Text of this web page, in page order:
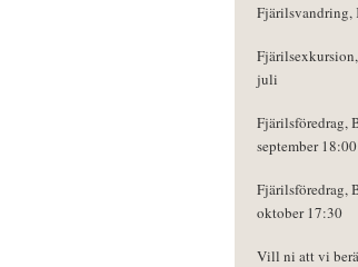
Fjärilsvandring,
juli
Fjärilsföredrag,
september 18:00
Fjärilsföredrag,
oktober 17:30
Vill ni att vi